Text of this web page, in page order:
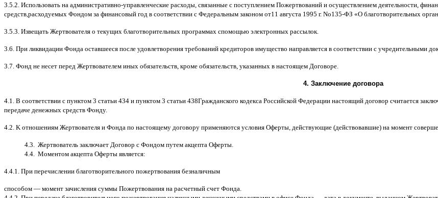
3.5.2. Использовать на административно-управленческие расходы связанные с поступлением Пожертвований и осуществлением деятельности
средств расходуемых Фондом за финансовый год в соответствии с Федеральным законом от11 августа 1995 г. No135-ФЗ «О благотворительных
3.5.3. Извещать Жертвователя o текущих благотворительных программах cпомощью электронных рассылок
3.6. При ликвидации Фонда оставшееся после удовлетворения требований кредиторов имущество направляется в соответствии с учредительными
3.7. Фонд не несет перед Жертвователем иных обязательств кроме обязательств указанных в настоящем Договоре
4. Заключение договора
4.1. B соответствии с пунктом 3 статьи 434 и пунктом 3 статьи 438Гражданского кодекса Российской Федерации настоящий договор считается
передаче денежных средств Фонду.
4.2. K отношениям Жертвователя и Фонда по настоящему договору применяются условия Оферты действующие (действовавшие) на момент
4.3. Жертвователь заключает Договор c Фондом путем акцепта Оферты
4.4. Моментом акцепта Оферты является:
4.4.1. При перечислении благотворительного пожертвования безналичным
способом — момент зачисления суммы Пожертвования на расчетный счет Фонда